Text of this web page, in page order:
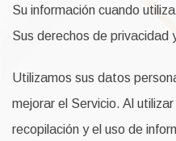
Su información cuando
Sus derechos de privacidad
Utilizamos sus datos
mejorar el Servicio. Al
recopilación y el uso de